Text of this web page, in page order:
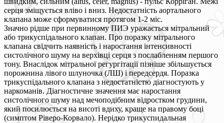
серця зміщується вліво і вниз. Недостатність аортального
клапана може сформуватися протягом 1-2 міс.
Значно рідше при первинному ПИЭ уражається мітральний
або трикуспідального клапан. Про поразку мітрального
клапана свідчить наявність і наростання інтенсивності
систолічного шуму на верхівці серця з послабленням першого
тону. Внаслідок мітральної регургітації пізніше збільшується
порожнина лівого шлуночка (ЛШ) і передсердя. Поразка
трикуспідального клапана з недостатністю діагностують у
наркоманів. Діагностичне значення має наростання
систолічного шуму над мечоподібним відростком грудини,
який посилюється на висоті вдиху, краще на правому боці
(симптом Ріверо-Корвало). Нерідко трикуспидальная